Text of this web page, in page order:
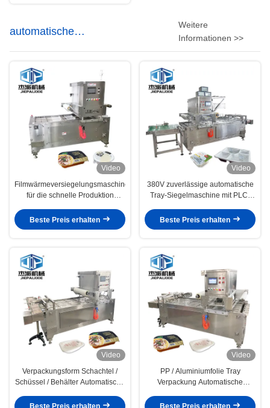
automatische
Behälterdichtungsmaschine
Weitere
Informationen >>
Video
Filmwärmeversiegelungsmaschine
für die schnelle Produktion
PVC / PET
Beste Preis erhalten
Video
380V zuverlässige automatische
Tray-Siegelmaschine mit PLC-
Beste Preis erhalten
Video
Verpackungsform Schachtel /
Schüssel / Behälter Automatische
aus Edelstahl
Beste Preis erhalten
Video
PP / Aluminiumfolie Tray
Verpackung Automatische
Fortgeschrittene Technologie für
Beste Preis erhalten